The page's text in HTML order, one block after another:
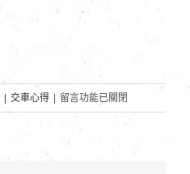
交車心得
在
留言功能已關閉